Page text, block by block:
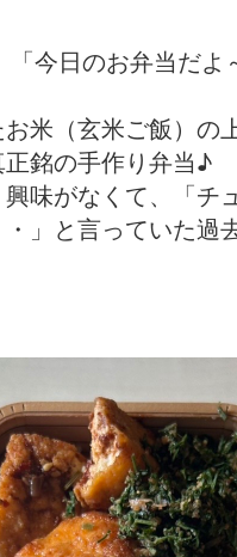
今日のお弁当だよ
米（玄米ご飯）の
正銘の手作り弁当♪
味がなくて、「チ
」と言っていた過